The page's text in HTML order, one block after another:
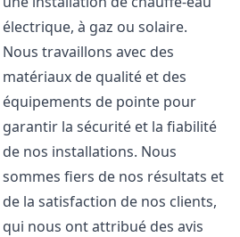
électrique, à gaz ou solaire.
Nous travaillons avec des
matériaux de qualité et des
équipements de pointe pour
garantir la sécurité et la fiabilité
de nos installations. Nous
sommes fiers de nos résultats et
de la satisfaction de nos clients,
qui nous ont attribué des avis